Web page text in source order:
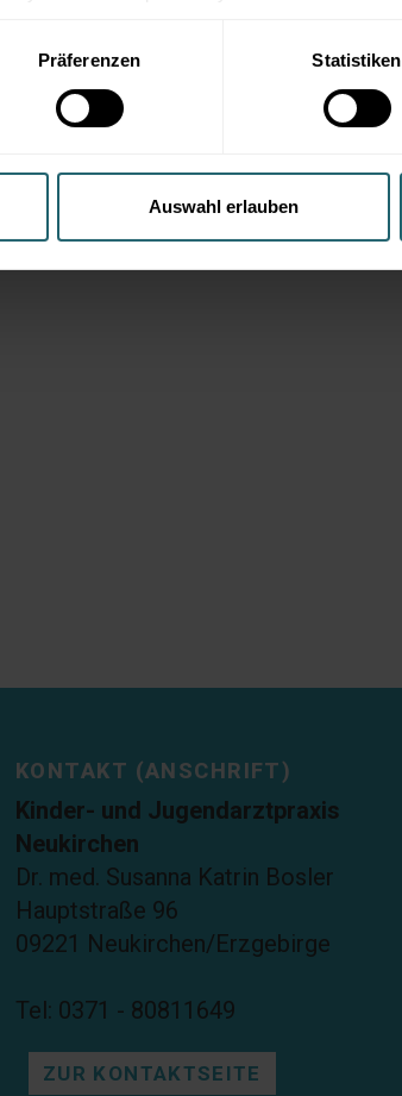
Präferenzen Statistiken
Auswahl erlauben
KONTAKT (ANSCHRIFT)
Kinder- und Jugendarztpraxis
Neukirchen
Dr. med. Susanna Katrin Bosler
Hauptstraße 96
09221 Neukirchen/Erzgebirge
Tel: 0371 - 80811649
ZUR KONTAKTSEITE